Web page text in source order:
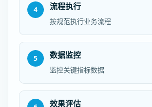
4 流程执行
按规范执行业务流程
5 数据监控
监控关键指标数据
效果评估